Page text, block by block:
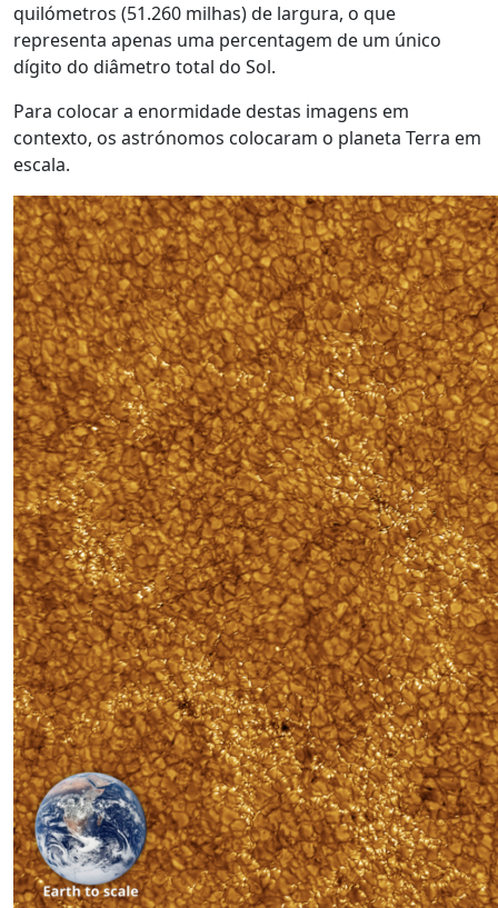
quilómetros (51.260 milhas) de largura, o que
representa apenas uma percentagem de um único
dígito do diâmetro total do Sol.
Para colocar a enormidade destas imagens em
contexto, os astrónomos colocaram o planeta Terra em
escala.